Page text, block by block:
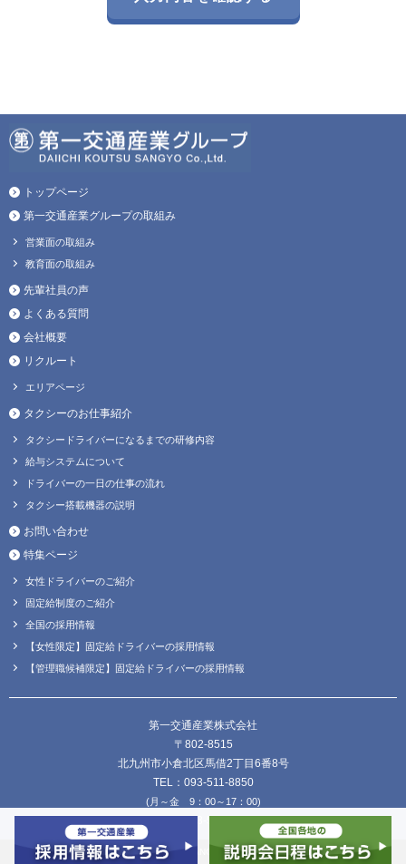
トップページ
第一交通産業グループの取組み
営業面の取組み
教育面の取組み
先輩社員の声
よくある質問
会社概要
リクルート
エリアページ
タクシーのお仕事紹介
タクシードライバーになるまでの研修内容
給与システムについて
ドライバーの一日の仕事の流れ
タクシー搭載機器の説明
お問い合わせ
特集ページ
女性ドライバーのご紹介
固定給制度のご紹介
全国の採用情報
【女性限定】固定給ドライバーの採用情報
【管理職候補限定】固定給ドライバーの採用情報
第一交通産業株式会社
〒802-8515
北九州市小倉北区馬借2丁目6番8号
TEL：093-511-8850
(月～金 9：00～17：00)
FAX：093-511-8838
Copyright © DAIICHI KOUTSU SANGYO Co.,Ltd. all Rights Reserved.